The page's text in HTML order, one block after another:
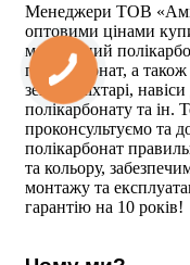
Менеджери ТОВ
оптовими цінами
монолітний
полікарбонат, а
зенітні ліхтарі,
полікарбонату та ін.
проконсультуємо та
полікарбонат
та кольору,
монтажу та
гарантію на 10 років!